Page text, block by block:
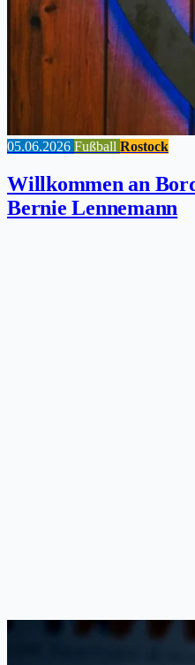
05.06.2026 Fußball Rostock
Willkommen an
Bernie Lennemann